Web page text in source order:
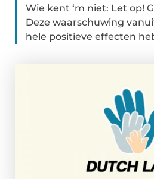
Wie kent ‘m niet: Let op!
Deze waarschuwing
hele positieve effecten